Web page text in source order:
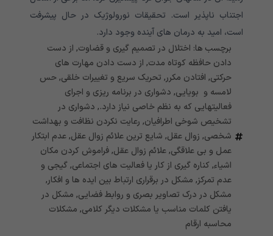
اجتناب ناپذیر است. تحقیقات نورولوژیک در حال پیشرفت
است، امید به درمان های آینده وجود دارد.
برچسب ها: اختلال در تصمیم گیری و قضاوت, از دست
دادن حافظه کوتاه مدت, از دست دادن مهارت های
حرکتی, افتادن مکرر, تحریک سریع و تغییرات خلقی,حس
لامسه و بویایی, دشواری در برنامه ریزی و اجرای
فعالیتهایی که به نظم خاصی نیاز دارد., دشواری در
تشخیص شوخی اطرافیان, رعایت نکردن نظافت و بهداشت
شخصی, زوال عقل, شایع ترین علائم زوال عقل,عدم ابتکار
عمل و بی علاقگی,علائم زوال عقل,فراموش کردن مکان
اشیاء, کناره گیری از کار یا فعالیت های اجتماعی, گیجی و
عدم تمرکز, مشکل در برقراری ارتباط بین ایده ها و افکار,
مشکل در درک تصاویر بصری و روابط فضایی, مشکل در
یافتن کلمات مناسب یا مشکلات دیگر کلامی, مشکلات
محاسبه ارقام